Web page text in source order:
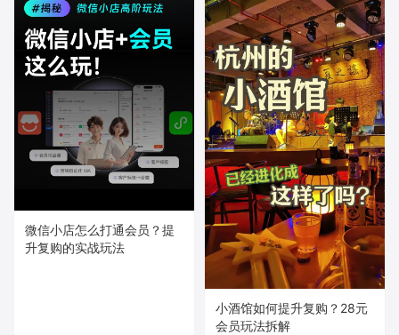
微信小店怎么打通会员？提
升复购的实战玩法
小酒馆如何提升复购？28元
会员玩法拆解